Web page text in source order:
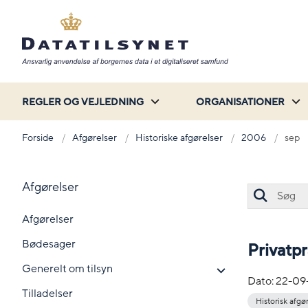
REGLER OG VEJLEDNING ORGANISATIONER
Forside Afgørelser Historiske afgørelser 2006 sep
Afgørelser
Afgørelser
Bødesager
Generelt om tilsyn
Tilladelser
Dato:22-
Historisk